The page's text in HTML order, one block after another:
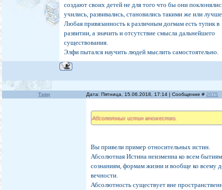
создают своих детей не для того что бы они
учились, развивались, становились такими же или
Любая привязанность к различным догмам есть тупик в
развитии, а значить и отсутствие смысла дальнейшего
существования.
Элфи пытался научить людей мыслить самостоятельно.
Тавр Дата: Пятница, 15.06.2018, 17:14 | Сообщение #2075
Абсолютных истин множество.
Вы привели пример относительных истин.
Абсолютная Истина неизменна ко всем
сознаниям, формам жизни и вообще ко всему
вечности.
Абсолютность существует вне